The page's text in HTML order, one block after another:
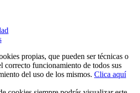
propias, que pueden ser técnicas o
correcto funcionamiento de todos sus
del uso de los mismos. Clica aquí